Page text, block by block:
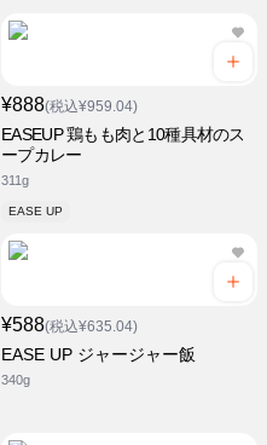
¥888(税込¥959.04)
EASEUP 鶏もも肉と10種具材のス
ープカレー
311g
EASE UP
¥588(税込¥635.04)
EASE UP ジャージャー飯
340g